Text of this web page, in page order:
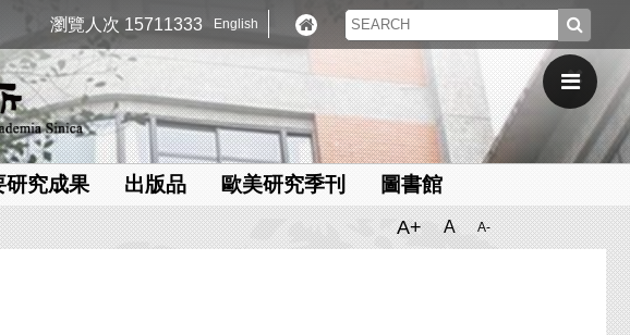
瀏覽人次 15711333 English
研究成果 出版品 歐美研究季刊 圖書館
A+ A A-